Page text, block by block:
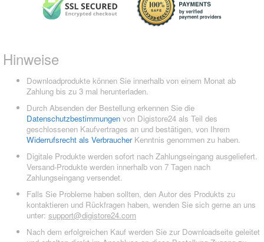
Hinweise
Downloadprodukte können Sie innerhalb von einem Monat ab
Zahlung bis zu 3 mal herunterladen.
Durch Absenden der Bestellung erkennen Sie die
Datenschutzbestimmungen von Digistore24 als Teil des
geschlossenen Kaufvertrages an und bestätigen, von Ihrem
Widerrufsrecht als VerbraucherKenntnis genommen zu haben.
Digitale Produkte werden sofort nach Zahlungseingang ausgeliefert.
Versand-Produkte werden innerhalb von 7 Tagen nach
Zahlungseingang versendet.
Falls Sie Probleme haben sollten, den Autor des Produkts zu
kontaktieren und Rückfragen haben, wenden Sie sich gerne an uns
unter: support@digistore24.com
Nach dem erfolgreichen Kauf werden Sie zur Downloadseite geleitet